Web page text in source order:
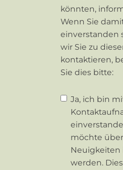
könnten,
Wenn Sie
einverstanden
wir Sie zu
kontaktieren,
Sie dies bitte:
Ja, ich bin
möchte über
werden.